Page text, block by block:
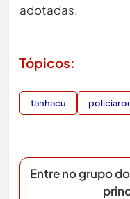
adotadas.
Tópicos:
tanhacu
Entre no grupo